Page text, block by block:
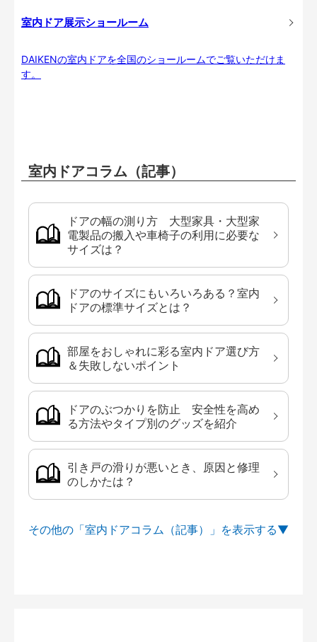
室内ドア展示ショールーム
DAIKENの室内ドアを全国のショールームでご覧いただけま
す。
室内ドアコラム（記事）
ドアの幅の測り方 大型家具・大型家
電製品の搬入や車椅子の利用に必要な
サイズは？
ドアのサイズにもいろいろある？室内
ドアの標準サイズとは？
部屋をおしゃれに彩る室内ドア選び方
＆失敗しないポイント
ドアのぶつかりを防止 安全性を高め
る方法やタイプ別のグッズを紹介
引き戸の滑りが悪いとき、原因と修理
のしかたは？
その他の「室内ドアコラム（記事）」を